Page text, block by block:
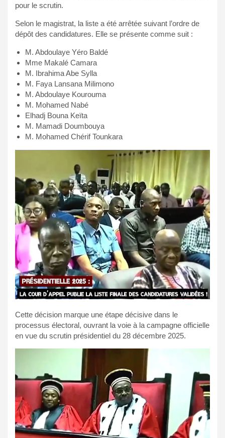
pour le scrutin.
Selon le magistrat, la liste a été arrêtée suivant l’ordre de
dépôt des candidatures. Elle se présente comme suit :
M. Abdoulaye Yéro Baldé
Mme Makalé Camara
M. Ibrahima Abe Sylla
M. Faya Lansana Milimono
M. Abdoulaye Kourouma
M. Mohamed Nabé
Elhadj Bouna Keïta
M. Mamadi Doumbouya
M. Mohamed Chérif Tounkara
Cette décision marque une étape décisive dans le
processus électoral, ouvrant la voie à la campagne officielle
en vue du scrutin présidentiel du 28 décembre 2025.